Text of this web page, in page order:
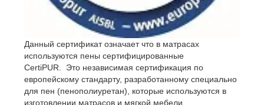
Данный сертификат означает что в матрасах
используются пены сертифицированные
CertiPUR. Это независимая сертификация по
европейскому стандарту, разработанному специально
для пен (пенополиуретан), которые используются в
изготовлении матрасов и мягкой мебели.